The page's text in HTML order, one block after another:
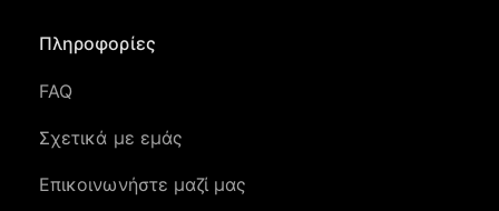
Πληροφορίες
FAQ
Σχετικά με εμάς
Επικοινωνήστε μαζί μας